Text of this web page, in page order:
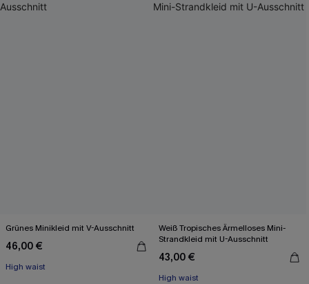
Grünes Minikleid mit V-Ausschnitt
46,00 €
High waist
Weiß Tropisches Ärmelloses Mini-
Strandkleid mit U-Ausschnitt
43,00 €
High waist